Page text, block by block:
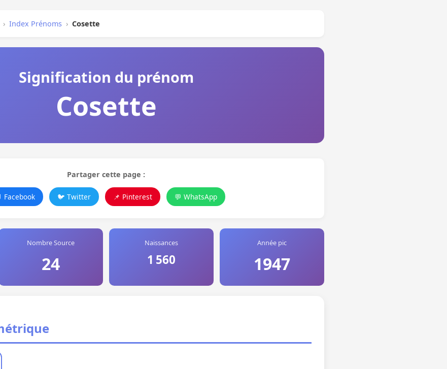
› Index Prénoms › Cosette
Signification du prénom
Cosette
Partager cette page :
Facebook 🐦 Twitter 📌 Pinterest 💬 WhatsApp
Nombre Source
24
Naissances
1 560
Année pic
1947